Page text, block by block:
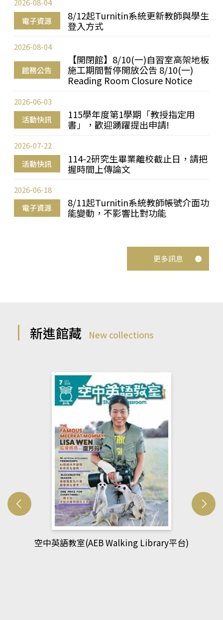
電子資源
8/12起Turnitin系統更新教師與學生
登入方式
2026-08-04
館務公告
【開閉館】8/10(一)自習室高架地板
施工期間暫停開放公告 8/10(一)
Reading Room Closure Notice
2026-08-04
活動快訊
115學年度第1學期「教授指定用
書」，歡迎踴躍提出申請!
2026-06-03
活動快訊
114-2研究生畢業離校截止日，請把
握時間上傳論文
2026-07-22
電子資源
8/11起Turnitin系統教師帳號介面功
能變動，不影響比對功能
2026-06-18
更多訊息
新進館藏 New collections
網管人(kono平台)